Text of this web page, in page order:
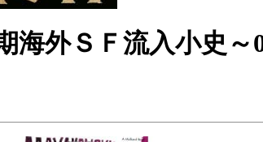
海外ＳＦ流入小史～